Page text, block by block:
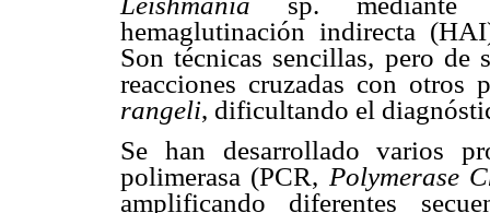
hemaglutinación indirecta
Son técnicas sencillas, pero
reacciones cruzadas con otros
rangeli, dificultando el
Se han desarrollado varios
polimerasa (PCR, Polymerase
amplificando diferentes